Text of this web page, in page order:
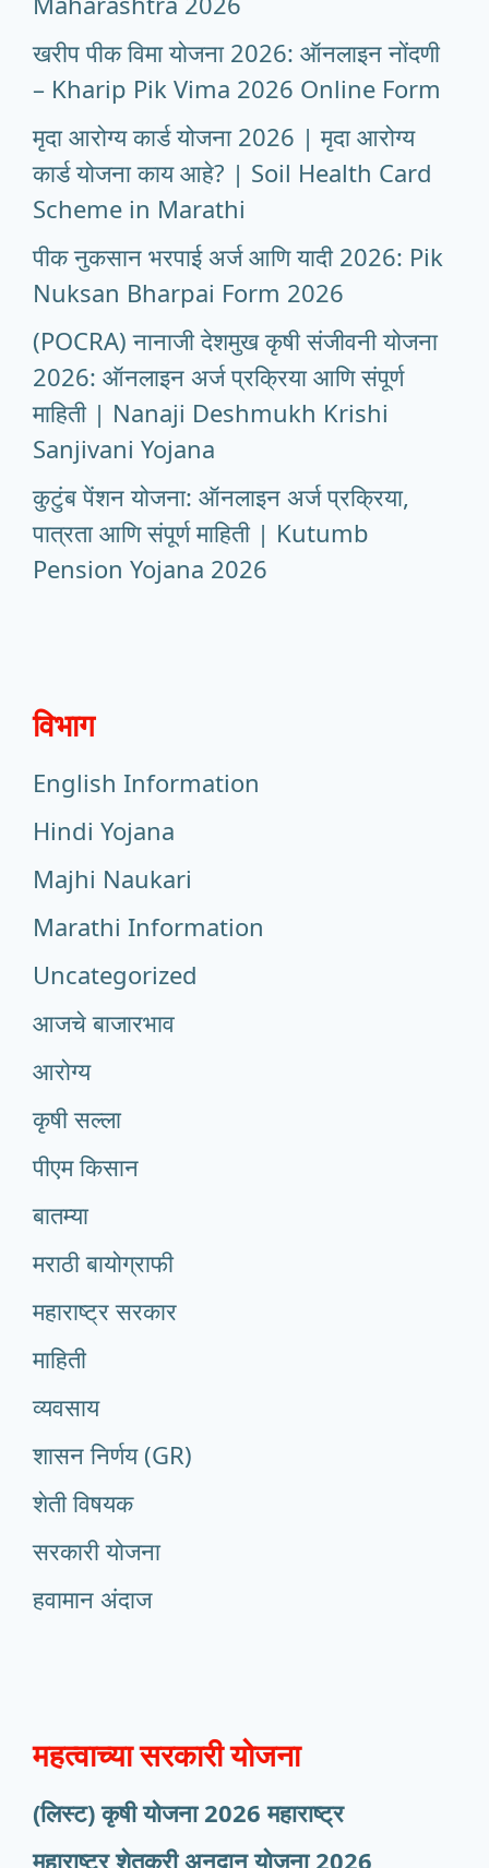
खरीप पीक विमा योजना 2026: ऑनलाइन नोंदणी
– Kharip Pik Vima 2026 Online Form
मृदा आरोग्य कार्ड योजना 2026 | मृदा आरोग्य
कार्ड योजना काय आहे? | Soil Health Card
Scheme in Marathi
पीक नुकसान भरपाई अर्ज आणि यादी 2026: Pik
Nuksan Bharpai Form 2026
(POCRA) नानाजी देशमुख कृषी संजीवनी योजना
2026: ऑनलाइन अर्ज प्रक्रिया आणि संपूर्ण
माहिती | Nanaji Deshmukh Krishi
Sanjivani Yojana
कुटुंब पेंशन योजना: ऑनलाइन अर्ज प्रक्रिया,
पात्रता आणि संपूर्ण माहिती | Kutumb
Pension Yojana 2026
विभाग
English Information
Hindi Yojana
Majhi Naukari
Marathi Information
Uncategorized
आजचे बाजारभाव
आरोग्य
कृषी सल्ला
पीएम किसान
बातम्या
मराठी बायोग्राफी
महाराष्ट्र सरकार
माहिती
व्यवसाय
शासन निर्णय (GR)
शेती विषयक
सरकारी योजना
हवामान अंदाज
महत्वाच्या सरकारी योजना
(लिस्ट) कृषी योजना 2026 महाराष्ट्र
महाराष्ट्र शेतकरी अनुदान योजना 2026